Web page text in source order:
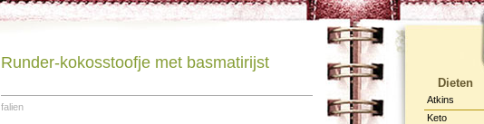
Runder-kokosstoofje met basmatirijst
falien
Dieten
Atkins
Keto